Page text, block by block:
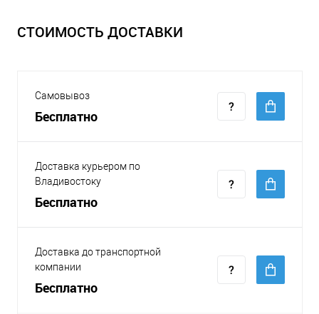
СТОИМОСТЬ ДОСТАВКИ
Самовывоз
Бесплатно
Доставка курьером по
Владивостоку
Бесплатно
Доставка до транспортной
компании
Бесплатно